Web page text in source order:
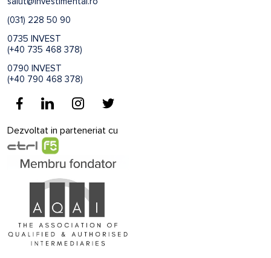
(031) 228 50 90
0735 INVEST
(+40 735 468 378)
0790 INVEST
(+40 790 468 378)
Dezvoltat in parteneriat cu